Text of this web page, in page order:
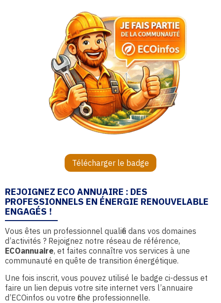
Télécharger le badge
REJOIGNEZ ECO ANNUAIRE : DES
PROFESSIONNELS EN ÉNERGIE RENOUVELABLE
ENGAGÉS !
Vous êtes un professionnel qualifié dans vos domaines
d’activités ? Rejoignez notre réseau de référence,
ECOannuaire, et faites connaître vos services à une
communauté en quête de transition énergétique.
Une fois inscrit, vous pouvez utilisé le badge ci-dessus et
faire un lien depuis votre site internet vers l’annuaire
d’ECOinfos ou votre fiche professionnelle.